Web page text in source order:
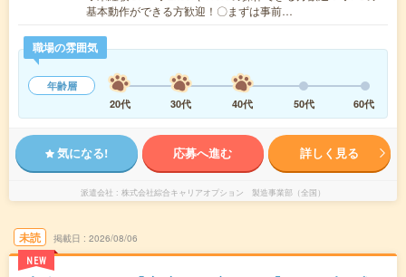
基本動作ができる方歓迎！〇まずは事前…
職場の雰囲気
年齢層
20代
30代 40代 50代 60代
気になる! 応募へ進む 詳しく見る
派遣会社 株式会社綜合キャリアオプション 製造事業部（全国）
未読
NEW
掲載日 2026/08/06